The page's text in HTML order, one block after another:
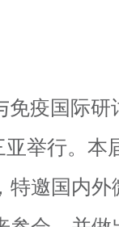
免疫国际
举行。本
特邀国内